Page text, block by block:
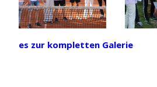
es zur kompletten Galerie